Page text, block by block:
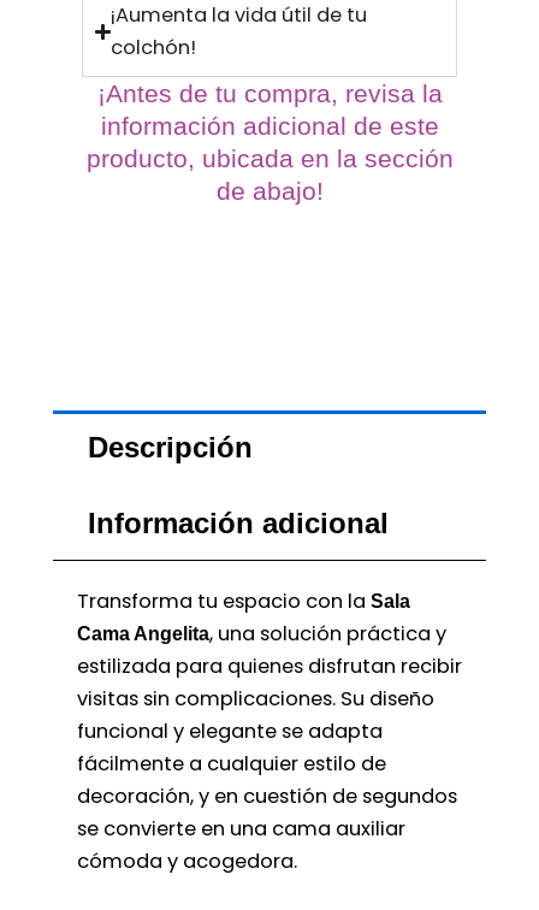
¡Aumenta la vida útil de tu
colchón!
¡Antes de tu compra, revisa la
información adicional de este
producto, ubicada en la sección
de abajo!
Descripción
Información adicional
Transforma tu espacio con la Sala
Cama Angelita, una solución práctica y
estilizada para quienes disfrutan recibir
visitas sin complicaciones. Su diseño
funcional y elegante se adapta
fácilmente a cualquier estilo de
decoración, y en cuestión de segundos
se convierte en una cama auxiliar
cómoda y acogedora.